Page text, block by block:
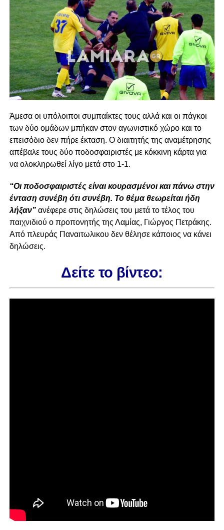
Άμεσα οι υπόλοιποι συμπαίκτες τους αλλά και οι πάγκοι
των δύο ομάδων μπήκαν στον αγωνιστικό χώρο και το
επεισόδιο δεν πήρε έκταση. Ο διαιτητής της αναμέτρησης
απέβαλε τους δύο ποδοσφαιριστές με κόκκινη κάρτα για
να ολοκληρωθεί λίγο μετά στο 1-1.
“Οι ποδοσφαιριστές είναι κουρασμένοι και πάνω στην
ένταση συνέβη ότι συνέβη. Το θέμα θεωρείται ήδη
λήξαν” ανέφερε στις δηλώσεις του μετά το τέλος του
παιχνιδιού ο προπονητής της Λαμίας, Γιώργος Πετράκης.
Από πλευράς Παναιτωλικου δεν θέλησε κάποιος να κάνει
δηλώσεις.
Δείτε το βίντεο: